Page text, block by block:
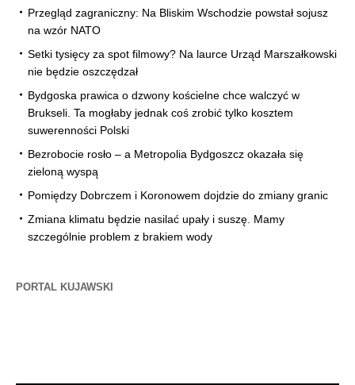
Przegląd zagraniczny: Na Bliskim Wschodzie powstał sojusz
na wzór NATO
Setki tysięcy za spot filmowy? Na laurce Urząd Marszałkowski
nie będzie oszczędzał
Bydgoska prawica o dzwony kościelne chce walczyć w
Brukseli. Ta mogłaby jednak coś zrobić tylko kosztem
suwerenności Polski
Bezrobocie rosło – a Metropolia Bydgoszcz okazała się
zieloną wyspą
Pomiędzy Dobrczem i Koronowem dojdzie do zmiany granic
Zmiana klimatu będzie nasilać upały i suszę. Mamy
szczególnie problem z brakiem wody
PORTAL KUJAWSKI